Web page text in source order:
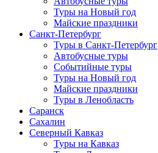
Туры на Новый год
Майские праздники
Санкт-Петербург
Туры в Санкт-Петербург
Автобусные туры
Событийные туры
Туры на Новый год
Майские праздники
Туры в Ленобласть
Саранск
Сахалин
Северный Кавказ
Туры на Кавказ